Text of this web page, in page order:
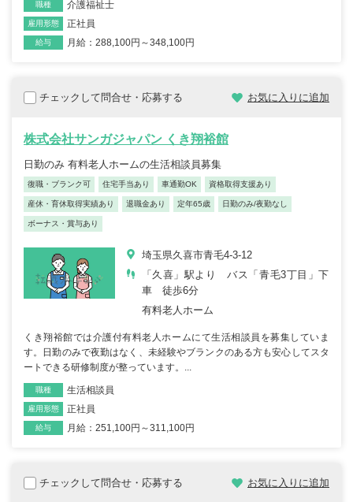
職種 介護福祉士
雇用形態 正社員
給与 月給：288,100円～348,100円
チェックして問合せ・応募する お気に入りに追加
株式会社サンガジャパン くき翔裕館
日勤のみ 有料老人ホームの生活相談員募集
復職・ブランク可 住宅手当あり 車通勤OK 資格取得支援あり
産休・育休取得実績あり 退職金あり 定年65歳 日勤のみ/夜勤なし
ボーナス・賞与あり
埼玉県久喜市青毛4-3-12
「久喜」駅より バス「青毛3丁目」下
車 徒歩6分
有料老人ホーム
くき翔裕館では介護付有料老人ホームにて生活相談員を募集していま
す。日勤のみで夜勤はなく、未経験やブランクのある方も安心してスタ
ートできる研修制度が整っています。...
職種 生活相談員
雇用形態 正社員
給与 月給：251,100円～311,100円
チェックして問合せ・応募する お気に入りに追加